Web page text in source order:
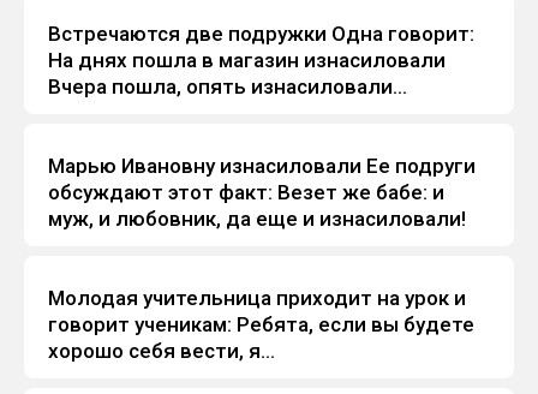
Анекдоты
Встречаются две подружки Одна говорит:
На днях пошла в магазин изнасиловали
Вчера пошла, опять изнасиловали...
Анекдоты
Марью Ивановну изнасиловали Ее подруги
обсуждают этот факт: Везет же бабе: и
муж, и любовник, да еще и изнасиловали!
Анекдоты
Молодая учительница приходит на урок и
говорит ученикам: Ребята, если вы будете
хорошо себя вести, я...